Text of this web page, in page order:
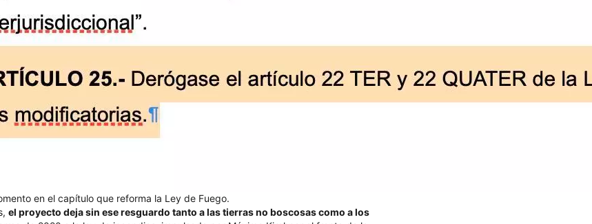
en el capítulo que reforma la Ley de Fuego.
el proyecto deja sin ese resguardo tanto a las tierras no boscosas como a los